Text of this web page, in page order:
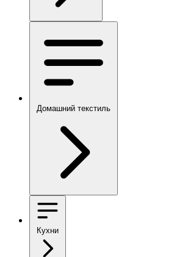
Домашний текстиль
Кухни